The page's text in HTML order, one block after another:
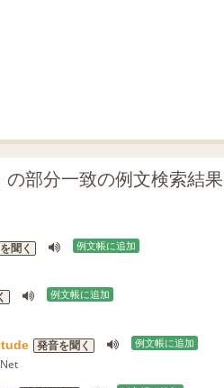
部分一致の例文検索結果
聞く 例文帳に追加
例文帳に追加
発音を聞く 例文帳に追加